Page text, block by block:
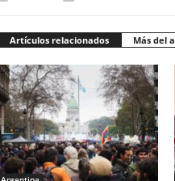
Artículos relacionados Más del